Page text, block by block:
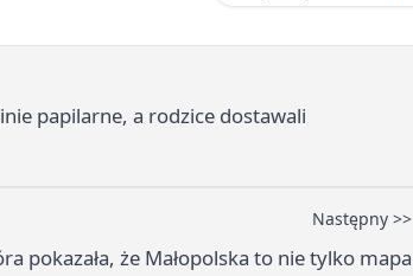
papilarne, a rodzice dostawali
Następny >>
pokazała, że Małopolska to nie tylko mapa